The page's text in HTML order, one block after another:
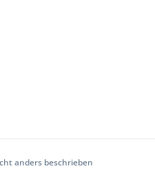
anders beschrieben